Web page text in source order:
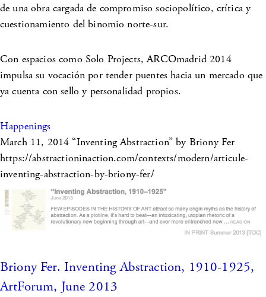
de una obra cargada de compromiso sociopolítico, crítica y
cuestionamiento del binomio norte-sur.
Con espacios como Solo Projects, ARCOmadrid 2014
impulsa su vocación por tender puentes hacia un mercado que
ya cuenta con sello y personalidad propios.
Happenings
March 11, 2014 “Inventing Abstraction” by Briony Fer
https://abstractioninaction.com/contexts/modern/articule-
inventing-abstraction-by-briony-fer/
Briony Fer. Inventing Abstraction, 1910-1925,
ArtForum, June 2013